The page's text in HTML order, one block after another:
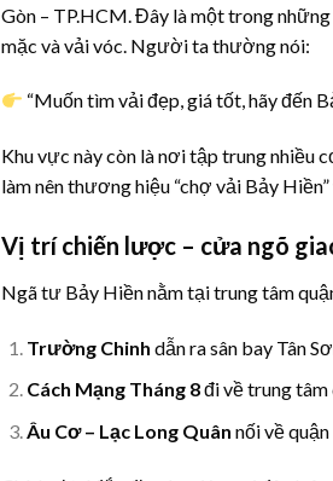
Gòn – TP.HCM. Đây là một trong
mặc và vải vóc. Người ta thường nói:
“Muốn tìm vải đẹp, giá tốt, hãy đến
Khu vực này còn là nơi tập trung nhiều
làm nên thương hiệu “chợ vải Bảy
Vị trí chiến lược – cửa ngõ
Ngã tư Bảy Hiền nằm tại trung tâm
Trường Chinh dẫn ra sân bay Tân
Cách Mạng Tháng 8đi về trung tâm
Âu Cơ – Lạc Long Quân nối về quận